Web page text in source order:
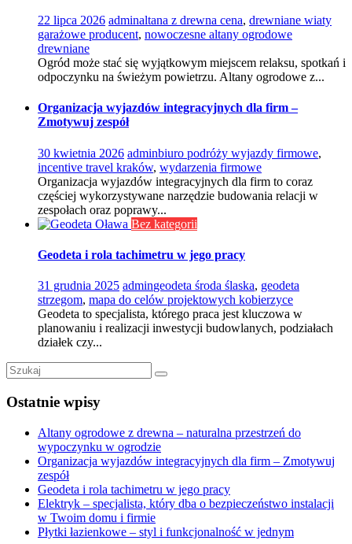
22 lipca 2026 adminaltana z drewna cena, drewniane wiaty
garażowe producent, nowoczesne altany ogrodowe
drewniane
Ogród może stać się wyjątkowym miejscem relaksu, spotkań i
odpoczynku na świeżym powietrzu. Altany ogrodowe z...
Organizacja wyjazdów integracyjnych dla firm –
Zmotywuj zespół
30 kwietnia 2026 adminbiuro podróży wyjazdy firmowe,
incentive travel kraków, wydarzenia firmowe
Organizacja wyjazdów integracyjnych dla firm to coraz
częściej wykorzystywane narzędzie budowania relacji w
zespołach oraz poprawy...
Bez kategorii
Geodeta i rola tachimetru w jego pracy
31 grudnia 2025 admingeodeta środa ślaska, geodeta
strzegom, mapa do celów projektowych kobierzyce
Geodeta to specjalista, którego praca jest kluczowa w
planowaniu i realizacji inwestycji budowlanych, podziałach
działek czy...
Ostatnie wpisy
Altany ogrodowe z drewna – naturalna przestrzeń do
wypoczynku w ogrodzie
Organizacja wyjazdów integracyjnych dla firm – Zmotywuj
zespół
Geodeta i rola tachimetru w jego pracy
Elektryk – specjalista, który dba o bezpieczeństwo instalacji
w Twoim domu i firmie
Płytki łazienkowe – styl i funkcjonalność w jednym